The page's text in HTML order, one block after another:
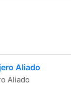
Aliado
Aliado